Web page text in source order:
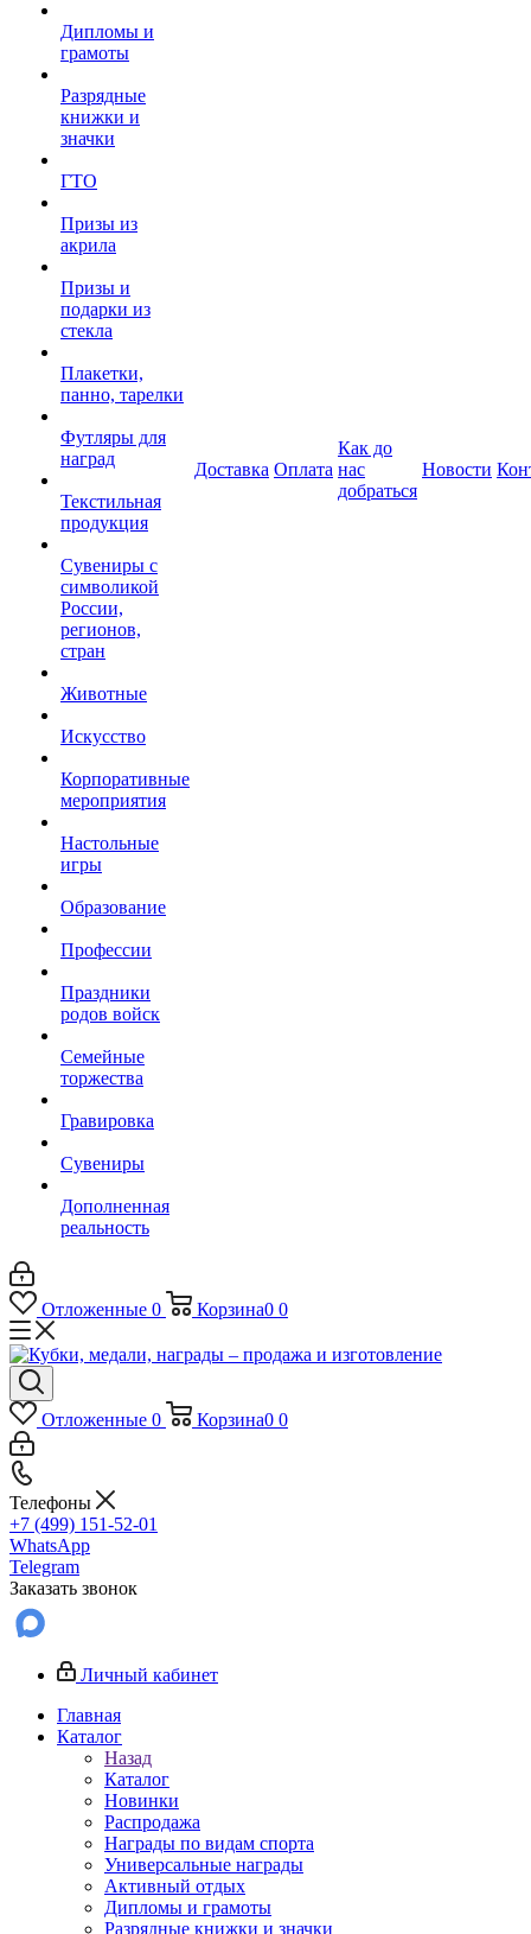
Дипломы и
грамоты
Разрядные
книжки и
значки
ГТО
Призы из
акрила
Призы и
подарки из
стекла
Плакетки,
панно, тарелки
Футляры для
наград
Текстильная
продукция
Сувениры с
символикой
России,
регионов,
стран
Животные
Искусство
Корпоративные
мероприятия
Настольные
игры
Образование
Профессии
Праздники
родов войск
Семейные
торжества
Гравировка
Сувениры
Дополненная
реальность
Доставка Оплата
Как до
нас
добраться
Новости
Отложенные 0 Корзина0 0
Отложенные 0 Корзина0 0
Телефоны
+7 (499) 151-52-01
WhatsApp
Telegram
Заказать звонок
Личный кабинет
Главная
Каталог
Назад
Каталог
Новинки
Распродажа
Награды по видам спорта
Универсальные награды
Активный отдых
Дипломы и грамоты
Разрядные книжки и значки